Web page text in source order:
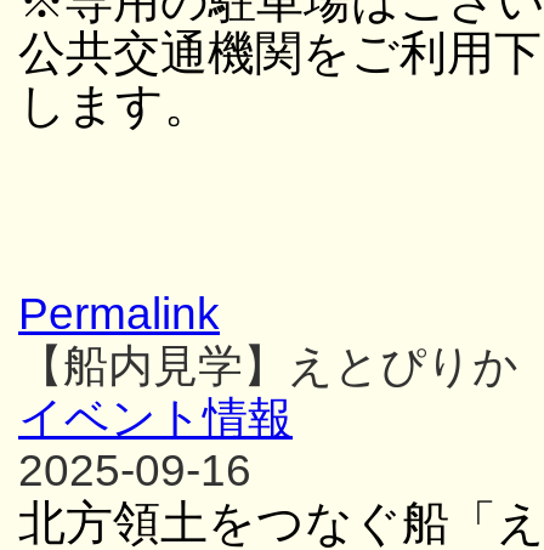
公共交通機関をご利用
します。
Permalink
【船内見学】えとぴりか
イベント情報
2025-09-16
北方領土をつなぐ船「